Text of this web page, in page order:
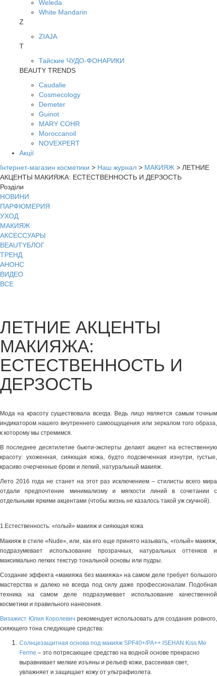
Weleda
White Mandarin
Z
ZIAJA
Т
Тайские ЧУДО-ФОНАРИКИ
BEAUTY TRENDS
Caudalie
Cosmecology
Demeter
Guinot
MARY COHR
Moroccanoil
NOVEXPERT
Акції
Інтернет-магазин косметики > Наш журнал > МАКИЯЖ > ЛЕТНИЕ
АКЦЕНТЫ МАКИЯЖА: ЕСТЕСТВЕННОСТЬ И ДЕРЗОСТЬ
Розділи
НОВИНИ
ПАРФЮМЕРИЯ
УХОД
МАКИЯЖ
АКСЕССУАРЫ
BEAUTYБЛОГ
ТРЕНД
АНОНС
ВИДЕО
ВСЕ
ЛЕТНИЕ АКЦЕНТЫ
МАКИЯЖА:
ЕСТЕСТВЕННОСТЬ И
ДЕРЗОСТЬ
Мода на красоту существовала всегда. Ведь лицо является самым точным
индикатором нашего внутреннего самоощущения или зеркалом того образа,
к которому мы стремимся.
В последнее десятилетие бьюти-эксперты делают акцент на естественную
красоту: ухоженная, сияющая кожа, будто подсвеченная изнутри, густые,
красиво очерченные брови и легкий, натуральный макияж.
Лето 2016 года не станет на этот раз исключением – стилисты всего мира
отдали предпочтение минимализму и мягкости линий в сочетании с
отдельными яркими акцентами (чтобы жизнь не казалось такой уж скучной).
1.Естественность: «голый» макияж и сияющая кожа
Макияж в стиле «Nude», или, как его еще принято называть, «голый» макияж,
подразумевает использование прозрачных, натуральных оттенков и
максимально легких текстур тональной основы или пудры.
Создание эффекта «макияжа без макияжа» на самом деле требует большого
мастерства и далеко не всегда под силу даже профессионалам. Подобная
техника на самом деле подразумевает использование качественной
косметики и правильного нанесения.
Визажист Юлия Королевич рекомендует использовать для создания ровного,
сияющего тона следующие средства:
Солнцезащитная основа под макияж SPF40+/PA++ ISEHAN Kiss Me
Ferme – это потрясающее средство на водной основе прекрасно
выравнивает мелкие изъяны и рельеф кожи, рассеивая свет,
увлажняет и защищает кожу от ультрафиолета.